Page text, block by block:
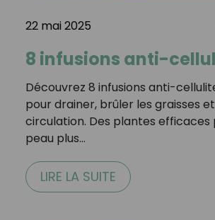
22 mai 2025
8 infusions anti-
Découvrez 8 infusions anti-
pour drainer, brûler les graisses
circulation. Des plantes efficaces
peau plus…
LIRE LA SUITE